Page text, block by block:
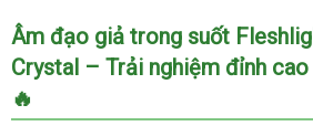
Âm đạo giả trong suốt
Crystal – Trải nghiệm đỉnh
🔥